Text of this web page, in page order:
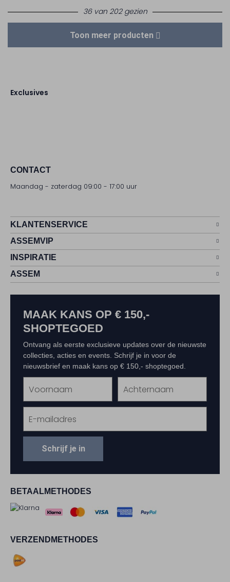
36 van 202 gezien
Toon meer producten
Exclusives
CONTACT
Maandag - zaterdag 09:00 - 17:00 uur
KLANTENSERVICE
ASSEMVIP
INSPIRATIE
ASSEM
BETAALMETHODES
VERZENDMETHODES
MAAK KANS OP € 150,-
SHOPTEGOED
Ontvang als eerste exclusieve updates over de nieuwste
collecties, acties en events. Schrijf je in voor de
nieuwsbrief en maak kans op € 150,- shoptegoed.
Schrijf je in